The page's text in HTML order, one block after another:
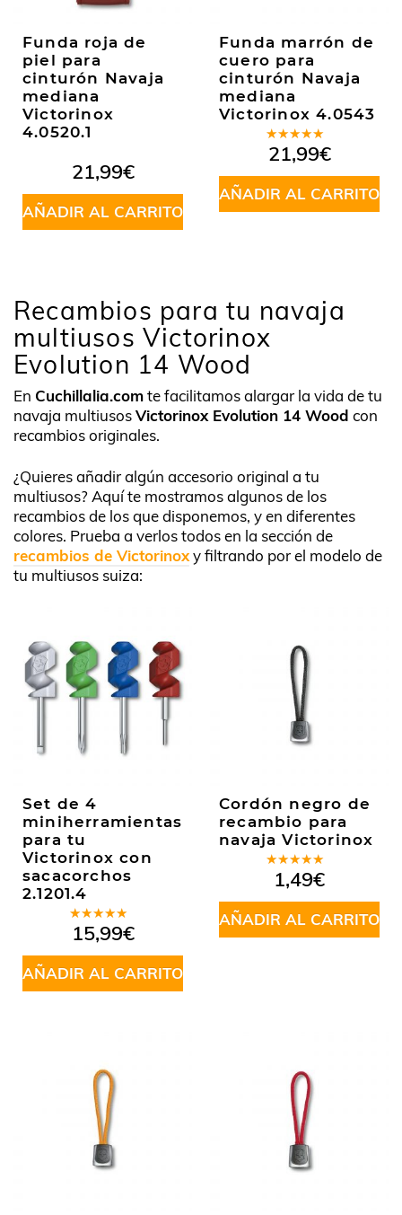
Funda roja de
piel para
cinturón Navaja
mediana
Victorinox
4.0520.1
21,99€
AÑADIR AL CARRITO
Funda marrón de
cuero para
cinturón Navaja
mediana
Victorinox 4.0543
Valorado
en4.50
de 5
21,99€
AÑADIR AL CARRITO
Recambios para tu navaja
multiusos Victorinox
Evolution 14 Wood
En Cuchillalia.comte facilitamos alargar la vida de tu
navaja multiusosVictorinox Evolution 14 Wood con
recambios originales.
¿Quieres añadir algún accesorio original a tu
multiusos? Aquí te mostramos algunos de los
recambios de los que disponemos, y en diferentes
colores. Prueba a verlos todos en la sección de
recambios de Victorinoxy filtrando por el modelo de
tu multiusos suiza:
Set de 4
miniherramientas
para tu
Victorinox con
sacacorchos
2.1201.4
Valorado
en5.00de
5
15,99€
AÑADIR AL CARRITO
Cordón negro de
recambio para
navaja Victorinox
Valorado
en5.00de
5
1,49€
AÑADIR AL CARRITO